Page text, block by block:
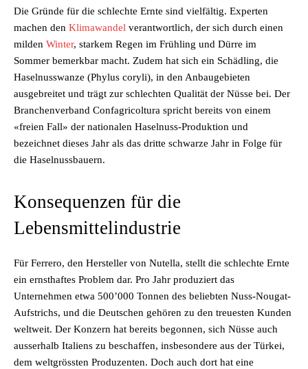
Die Gründe für die schlechte Ernte sind vielfältig. Experten
machen den Klimawandel verantwortlich, der sich durch einen
milden Winter, starkem Regen im Frühling und Dürre im
Sommer bemerkbar macht. Zudem hat sich ein Schädling, die
Haselnusswanze (Phylus coryli), in den Anbaugebieten
ausgebreitet und trägt zur schlechten Qualität der Nüsse bei. Der
Branchenverband Confagricoltura spricht bereits von einem
«freien Fall» der nationalen Haselnuss-Produktion und
bezeichnet dieses Jahr als das dritte schwarze Jahr in Folge für
die Haselnussbauern.
Konsequenzen für die
Lebensmittelindustrie
Für Ferrero, den Hersteller von Nutella, stellt die schlechte Ernte
ein ernsthaftes Problem dar. Pro Jahr produziert das
Unternehmen etwa 500’000 Tonnen des beliebten Nuss-Nougat-
Aufstrichs, und die Deutschen gehören zu den treuesten Kunden
weltweit. Der Konzern hat bereits begonnen, sich Nüsse auch
ausserhalb Italiens zu beschaffen, insbesondere aus der Türkei,
dem weltgrössten Produzenten. Doch auch dort hat eine